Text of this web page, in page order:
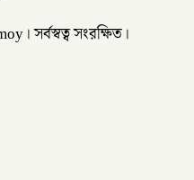
সর্বস্বত্ব সংরক্ষিত।